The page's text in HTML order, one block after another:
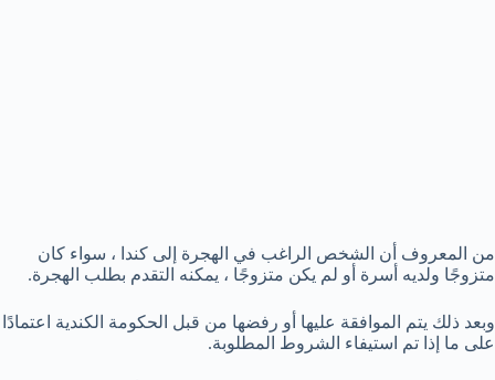
من المعروف أن الشخص الراغب في الهجرة إلى كندا ، سواء كان
متزوجًا ولديه أسرة أو لم يكن متزوجًا ، يمكنه التقدم بطلب الهجرة.
وبعد ذلك يتم الموافقة عليها أو رفضها من قبل الحكومة الكندية اعتمادًا
على ما إذا تم استيفاء الشروط المطلوبة.